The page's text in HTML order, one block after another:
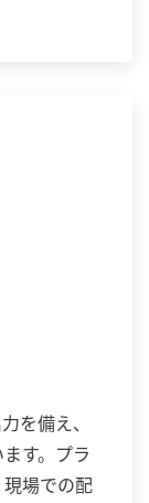
を備え、
す。プラ
場での配